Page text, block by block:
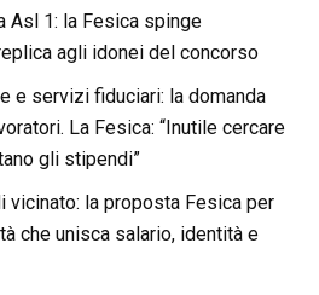
Asl 1: la Fesica spinge
agli idonei del concorso
e servizi fiduciari: la domanda
La Fesica: “Inutile cercare
gli stipendi”
vicinato: la proposta Fesica per
che unisca salario, identità e